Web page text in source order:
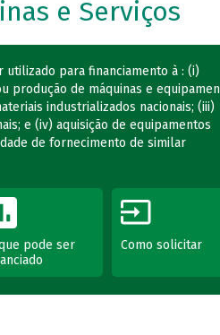
e Serviços
utilizado para financiamento à : (i)
produção de máquinas e
industrializados nacionais; (iii)
e (iv) aquisição de equipamentos
de fornecimento de similar
pode ser
Como solicitar